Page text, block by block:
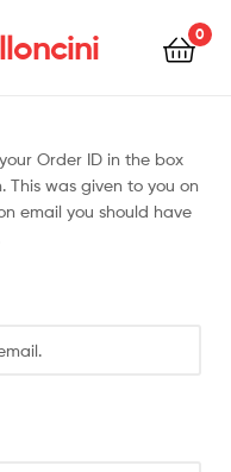
0
Order ID in the box
This was given to you on
email you should have